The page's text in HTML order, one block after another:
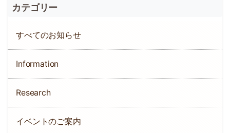
カテゴリー
すべてのお知らせ
Information
Research
イベントのご案内